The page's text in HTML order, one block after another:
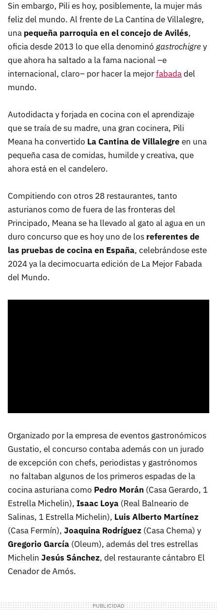
Sin embargo, Pili es hoy, posiblemente, la mujer más
feliz del mundo. Al frente de La Cantina de Villalegre,
una pequeña parroquia en el concejo de Avilés,
oficia desde 2013 lo que ella denominó gastrochigrey
que ahora ha saltado a la fama nacional –e
internacional, claro– por hacer la mejorfabadadel
mundo.
Autodidacta y forjada en cocina con el aprendizaje
que se traía de su madre, una gran cocinera, Pili
Meana ha convertido La Cantina de Villalegre en una
pequeña casa de comidas, humilde y creativa, que
ahora está en el candelero.
Compitiendo con otros 28 restaurantes, tanto
asturianos como de fuera de las fronteras del
Principado, Meana se ha llevado al gato al agua en un
duro concurso que es hoy uno de los referentes de
las pruebas de cocina en España, celebrándose este
2024 ya la decimocuarta edición de La Mejor Fabada
del Mundo.
Organizado por la empresa de eventos gastronómicos
Gustatio, el concurso contaba además con un jurado
de excepción con chefs, periodistas y gastrónomos
no faltaban algunos de los primeros espadas de la
cocina asturiana como Pedro Morán (Casa Gerardo, 1
Estrella Michelin), Isaac Loya (Real Balneario de
Salinas, 1 Estrella Michelin), Luis Alberto Martínez
(Casa Fermín), Joaquina Rodríguez (Casa Chema) y
Gregorio García (Oleum), además del tres estrellas
Michelin Jesús Sánchez, del restaurante cántabro El
Cenador de Amós.